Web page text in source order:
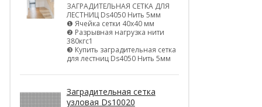
ЗАГРАДИТЕЛЬНАЯ СЕТКА ДЛЯ
ЛЕСТНИЦ Ds4050 Нить 5мм
❶ Ячейка сетки 40х40 мм
❷ Разрывная нагрузка нити
380кгс1
❸ Купить заградительная сетка
для лестниц Ds4050 Нить 5мм
Заградительная сетка
узловая Ds10020